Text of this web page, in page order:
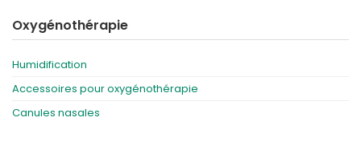
Oxygénothérapie
Humidification
Accessoires pour oxygénothérapie
Canules nasales